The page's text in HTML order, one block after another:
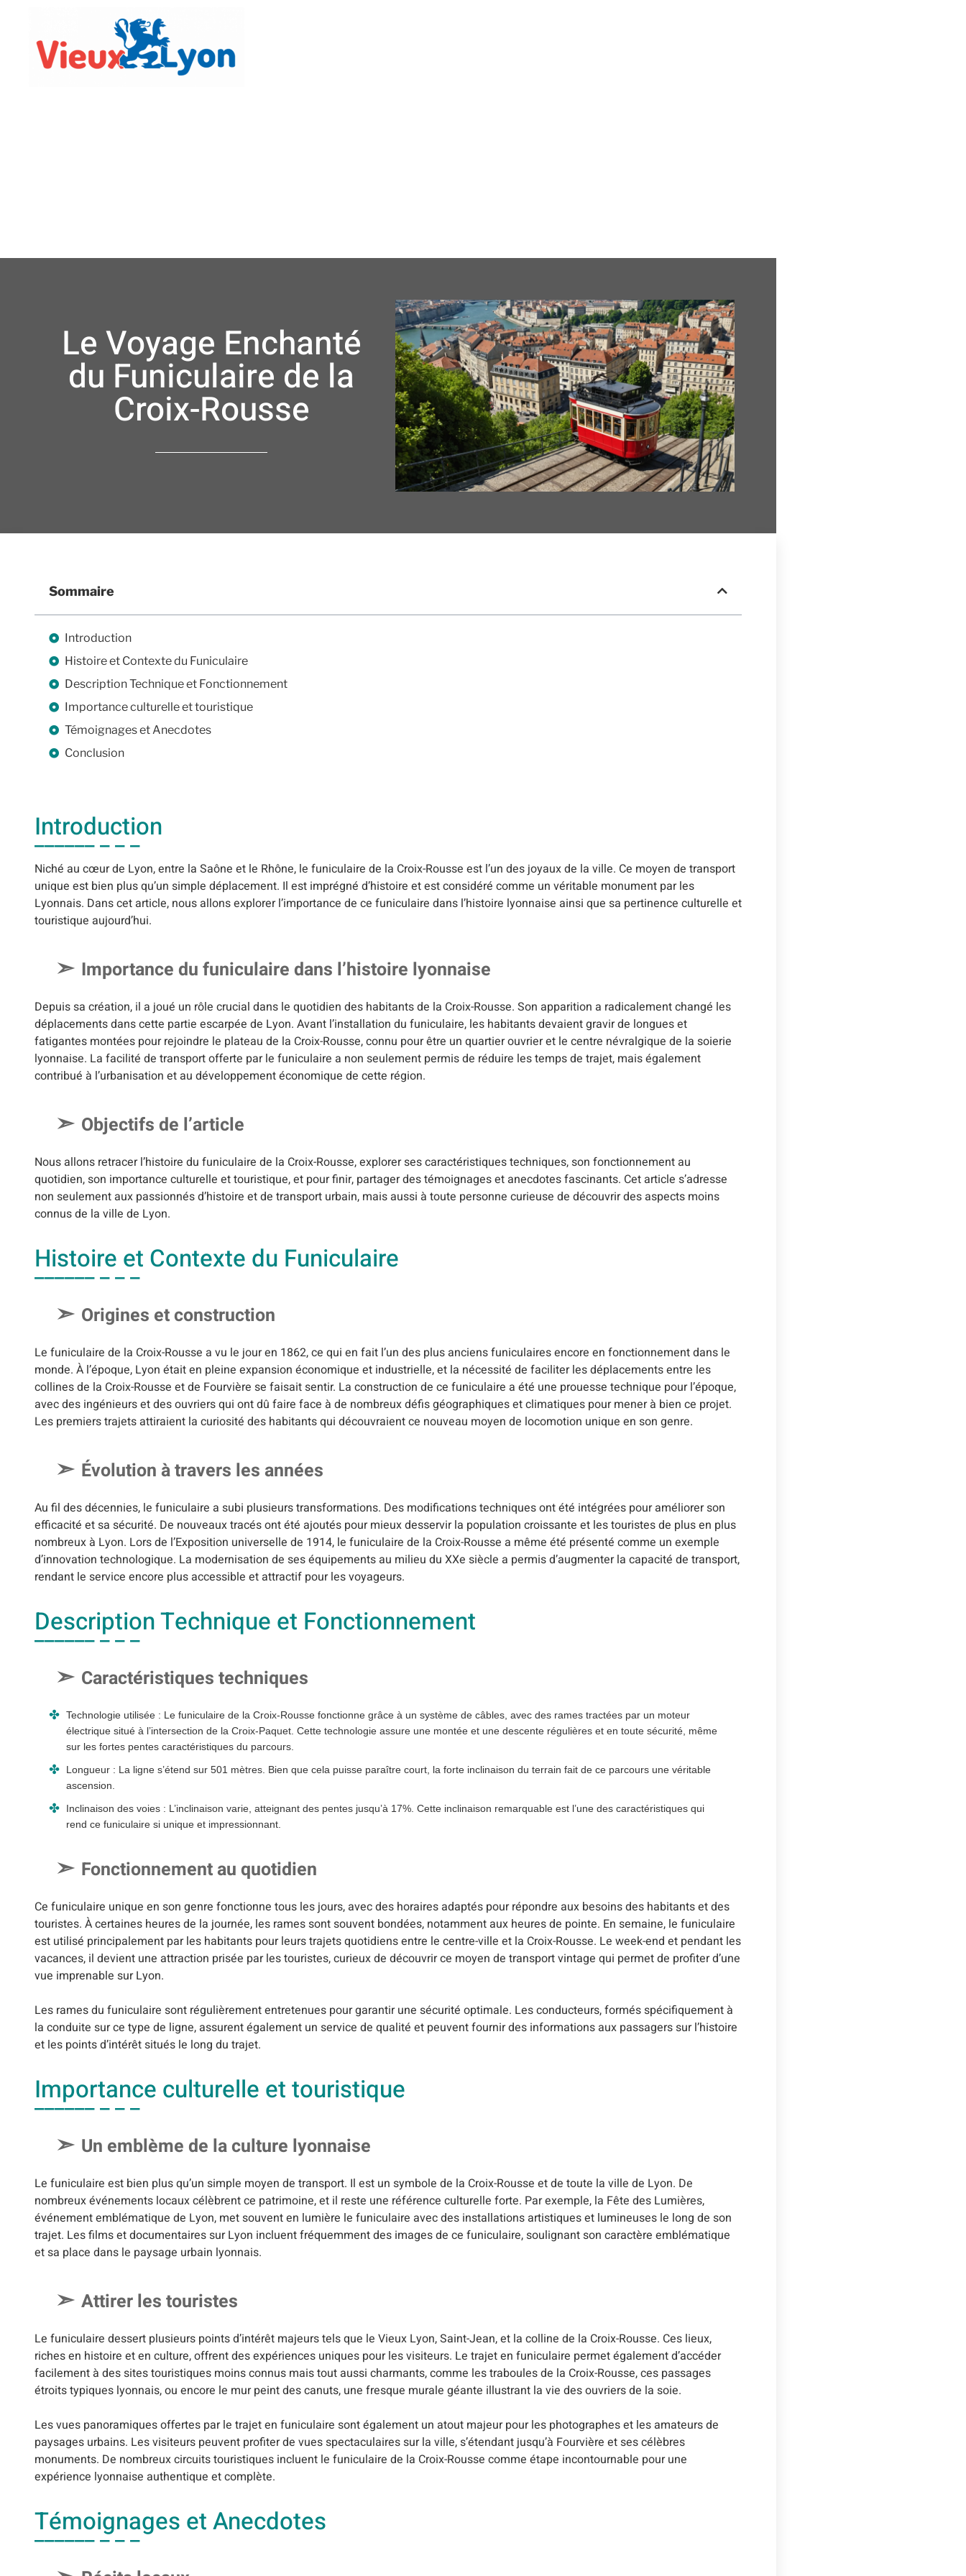
Le Voyage Enchanté
du Funiculaire de la
Croix-Rousse
Sommaire
Introduction
Histoire et Contexte du Funiculaire
Description Technique et Fonctionnement
Importance culturelle et touristique
Témoignages et Anecdotes
Conclusion
Introduction
Niché au cœur de Lyon, entre la Saône et le Rhône, le funiculaire de la Croix-Rousse est l’un des joyaux de la ville. Ce moyen de transport
unique est bien plus qu’un simple déplacement. Il est imprégné d’histoire et est considéré comme un véritable monument par les
Lyonnais. Dans cet article, nous allons explorer l’importance de ce funiculaire dans l’histoire lyonnaise ainsi que sa pertinence culturelle et
touristique aujourd’hui.
Importance du funiculaire dans l’histoire lyonnaise
Depuis sa création, il a joué un rôle crucial dans le quotidien des habitants de la Croix-Rousse. Son apparition a radicalement changé les
déplacements dans cette partie escarpée de Lyon. Avant l’installation du funiculaire, les habitants devaient gravir de longues et
fatigantes montées pour rejoindre le plateau de la Croix-Rousse, connu pour être un quartier ouvrier et le centre névralgique de la soierie
lyonnaise. La facilité de transport offerte par le funiculaire a non seulement permis de réduire les temps de trajet, mais également
contribué à l’urbanisation et au développement économique de cette région.
Objectifs de l’article
Nous allons retracer l’histoire du funiculaire de la Croix-Rousse, explorer ses caractéristiques techniques, son fonctionnement au
quotidien, son importance culturelle et touristique, et pour finir, partager des témoignages et anecdotes fascinants. Cet article s’adresse
non seulement aux passionnés d’histoire et de transport urbain, mais aussi à toute personne curieuse de découvrir des aspects moins
connus de la ville de Lyon.
Histoire et Contexte du Funiculaire
Origines et construction
Le funiculaire de la Croix-Rousse a vu le jour en 1862, ce qui en fait l’un des plus anciens funiculaires encore en fonctionnement dans le
monde. À l’époque, Lyon était en pleine expansion économique et industrielle, et la nécessité de faciliter les déplacements entre les
collines de la Croix-Rousse et de Fourvière se faisait sentir. La construction de ce funiculaire a été une prouesse technique pour l’époque,
avec des ingénieurs et des ouvriers qui ont dû faire face à de nombreux défis géographiques et climatiques pour mener à bien ce projet.
Les premiers trajets attiraient la curiosité des habitants qui découvraient ce nouveau moyen de locomotion unique en son genre.
Évolution à travers les années
Au fil des décennies, le funiculaire a subi plusieurs transformations. Des modifications techniques ont été intégrées pour améliorer son
efficacité et sa sécurité. De nouveaux tracés ont été ajoutés pour mieux desservir la population croissante et les touristes de plus en plus
nombreux à Lyon. Lors de l’Exposition universelle de 1914, le funiculaire de la Croix-Rousse a même été présenté comme un exemple
d’innovation technologique. La modernisation de ses équipements au milieu du XXe siècle a permis d’augmenter la capacité de transport,
rendant le service encore plus accessible et attractif pour les voyageurs.
Description Technique et Fonctionnement
Caractéristiques techniques
Technologie utilisée : Le funiculaire de la Croix-Rousse fonctionne grâce à un système de câbles, avec des rames tractées par un moteur
électrique situé à l’intersection de la Croix-Paquet. Cette technologie assure une montée et une descente régulières et en toute sécurité, même
sur les fortes pentes caractéristiques du parcours.
Longueur : La ligne s’étend sur 501 mètres. Bien que cela puisse paraître court, la forte inclinaison du terrain fait de ce parcours une véritable
ascension.
Inclinaison des voies : L’inclinaison varie, atteignant des pentes jusqu’à 17%. Cette inclinaison remarquable est l’une des caractéristiques qui
rend ce funiculaire si unique et impressionnant.
Fonctionnement au quotidien
Ce funiculaire unique en son genre fonctionne tous les jours, avec des horaires adaptés pour répondre aux besoins des habitants et des
touristes. À certaines heures de la journée, les rames sont souvent bondées, notamment aux heures de pointe. En semaine, le funiculaire
est utilisé principalement par les habitants pour leurs trajets quotidiens entre le centre-ville et la Croix-Rousse. Le week-end et pendant les
vacances, il devient une attraction prisée par les touristes, curieux de découvrir ce moyen de transport vintage qui permet de profiter d’une
vue imprenable sur Lyon.
Les rames du funiculaire sont régulièrement entretenues pour garantir une sécurité optimale. Les conducteurs, formés spécifiquement à
la conduite sur ce type de ligne, assurent également un service de qualité et peuvent fournir des informations aux passagers sur l’histoire
et les points d’intérêt situés le long du trajet.
Importance culturelle et touristique
Un emblème de la culture lyonnaise
Le funiculaire est bien plus qu’un simple moyen de transport. Il est un symbole de la Croix-Rousse et de toute la ville de Lyon. De
nombreux événements locaux célèbrent ce patrimoine, et il reste une référence culturelle forte. Par exemple, la Fête des Lumières,
événement emblématique de Lyon, met souvent en lumière le funiculaire avec des installations artistiques et lumineuses le long de son
trajet. Les films et documentaires sur Lyon incluent fréquemment des images de ce funiculaire, soulignant son caractère emblématique
et sa place dans le paysage urbain lyonnais.
Attirer les touristes
Le funiculaire dessert plusieurs points d’intérêt majeurs tels que le Vieux Lyon, Saint-Jean, et la colline de la Croix-Rousse. Ces lieux,
riches en histoire et en culture, offrent des expériences uniques pour les visiteurs. Le trajet en funiculaire permet également d’accéder
facilement à des sites touristiques moins connus mais tout aussi charmants, comme les traboules de la Croix-Rousse, ces passages
étroits typiques lyonnais, ou encore le mur peint des canuts, une fresque murale géante illustrant la vie des ouvriers de la soie.
Les vues panoramiques offertes par le trajet en funiculaire sont également un atout majeur pour les photographes et les amateurs de
paysages urbains. Les visiteurs peuvent profiter de vues spectaculaires sur la ville, s’étendant jusqu’à Fourvière et ses célèbres
monuments. De nombreux circuits touristiques incluent le funiculaire de la Croix-Rousse comme étape incontournable pour une
expérience lyonnaise authentique et complète.
Témoignages et Anecdotes